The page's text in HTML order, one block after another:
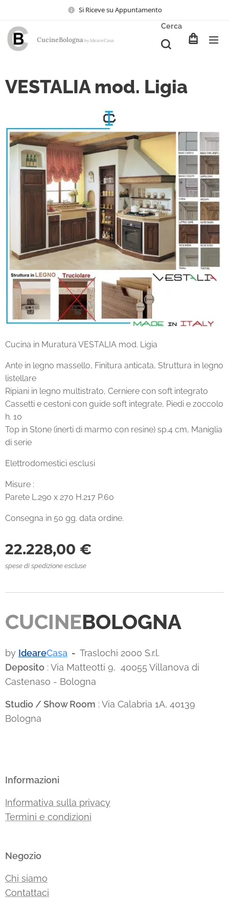
Si Riceve su Appuntamento
CucineBologna by IdeareCasa
Cerca
VESTALIA mod. Ligia
Cucina in Muratura VESTALIA mod. Ligia
Ante in legno massello, Finitura anticata, Struttura in legno
listellare
Ripiani in legno multistrato, Cerniere con soft integrato
Cassetti e cestoni con guide soft integrate, Piedi e zoccolo
h. 10
Top in Stone (inerti di marmo con resine) sp.4 cm, Maniglia
di serie
Elettrodomestici esclusi
Misure :
Parete L.290 x 270 H.217 P.60
Consegna in 50 gg. data ordine.
22.228,00 €
spese di spedizione escluse
CUCINEBOLOGNA
by IdeareCasa - Traslochi 2000 S.r.l.
Deposito : Via Matteotti 9, 40055 Villanova di
Castenaso - Bologna
Studio / Show Room : Via Calabria 1A, 40139
Bologna
Informazioni
Informativa sulla privacy
Termini e condizioni
Negozio
Chi siamo
Contattaci